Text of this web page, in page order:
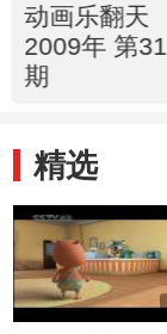
动画乐翻天
2009年 第
期
精选